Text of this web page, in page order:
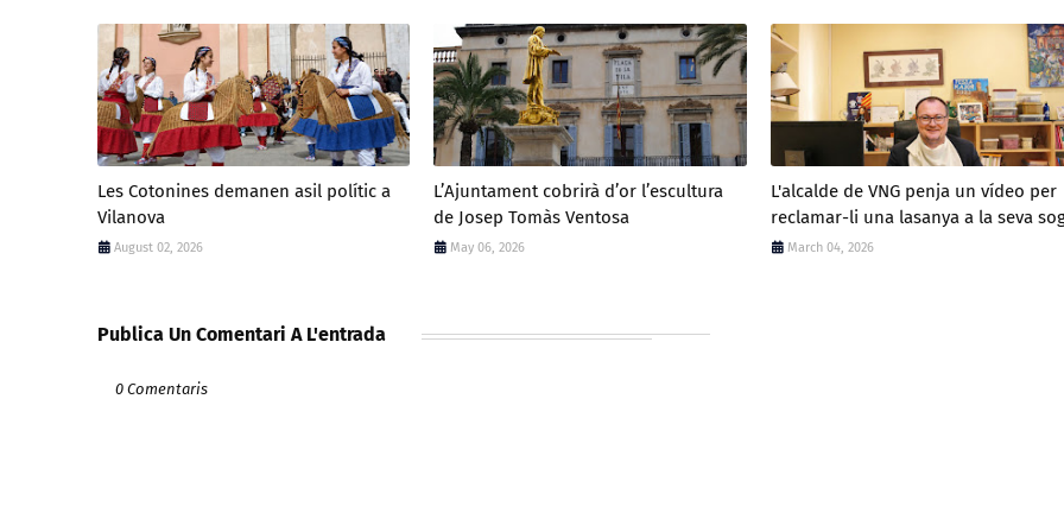
Les Cotonines demanen asil polític a
Vilanova
August 02, 2026
L’Ajuntament cobrirà d’or l’escultura
de Josep Tomàs Ventosa
May 06, 2026
L'alcalde de VNG penja un vídeo per
reclamar-li una lasanya a la seva
March 04, 2026
Publica Un Comentari A L'entrada
0 Comentaris